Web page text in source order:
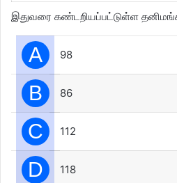
இதுவரை கண்டறியப்பட்டுள்ள
A 98
B 86
C 112
D 118